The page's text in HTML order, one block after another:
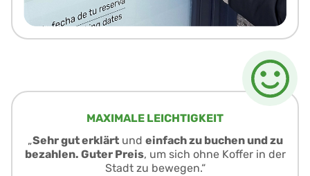
MAXIMALE LEICHTIGKEIT
„Sehr gut erklärtund einfach zu buchen und zu
bezahlen. Guter Preis, um sich ohne Koffer in der
Stadt zu bewegen.“